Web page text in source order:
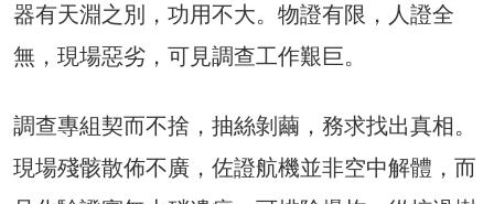
器有天淵之別，功用不大。物證有限，人證全
無，現場惡劣，可見調查工作艱巨。
調查專組契而不捨，抽絲剝繭，務求找出真相。
現場殘骸散佈不廣，佐證航機並非空中解體，而